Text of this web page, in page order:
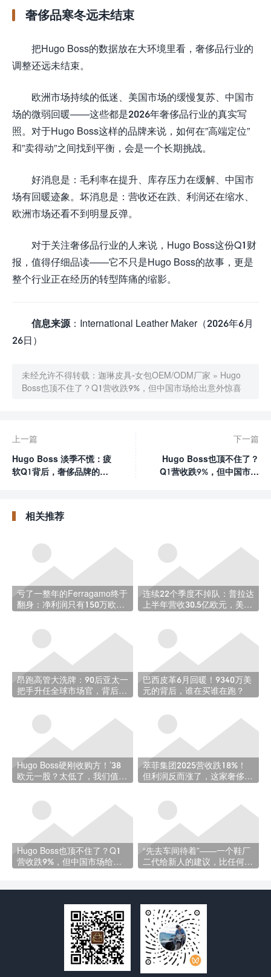
奢侈品寒冬远未结束
把Hugo Boss的数据放在大环境里看，奢侈品行业的
调整还远未结束。
欧洲市场持续的低迷、美国市场的缓慢复苏、中国市
场的微弱回暖——这些都是2026年奢侈品行业的真实写
照。对于Hugo Boss这样的品牌来说，如何在”高端定位”
和”卖得动”之间找到平衡，会是一个长期挑战。
好消息是：毛利率在提升、库存压力在缓解、中国市
场有回暖迹象。坏消息是：营收还在跌、利润还在缩水、
欧洲市场还看不到明显反弹。
对于关注奢侈品行业的人来说，Hugo Boss这份Q1财
报，值得仔细品读——它不只是Hugo Boss的故事，更是
整个行业正在经历的转型阵痛的缩影。
信息来源 ：International Leather Maker（2026年6月
26日）
未经允许不得转载： 迦琳皮具-女包OEM/ODM厂家 » Hugo
Boss也顶不住了？Q1营收跌9%，但中国市场给出意外惊喜
上一篇
Hugo Boss 淡季不慌：疲
软Q1背后，奢侈品牌的定
下一篇
Hugo Boss也顶不住了？
Q1营收跌9%，但中国市场
相关推荐
亏了一整年的Ferragamo终于
翻身：净利润只有150万欧，
连续22个季度不掉队：普拉达
上半年营收30.5亿欧元，美洲
昂跑高管大洗牌：90后亚太一
把手升任全球市场官，背后的
巴西皮革6月回暖！9340万美
元的背后，谁在买谁在跑？
Hugo Boss硬刚收购方！’38
欧元一股？太低了，我们值更
萃菲集团2025营收跌18%！
但利润反而涨了，这家奢侈品
Hugo Boss也顶不住了？Q1
营收跌9%，但中国市场给出
“先去车间待着”——一个鞋厂
二代给新人的建议，比任何培